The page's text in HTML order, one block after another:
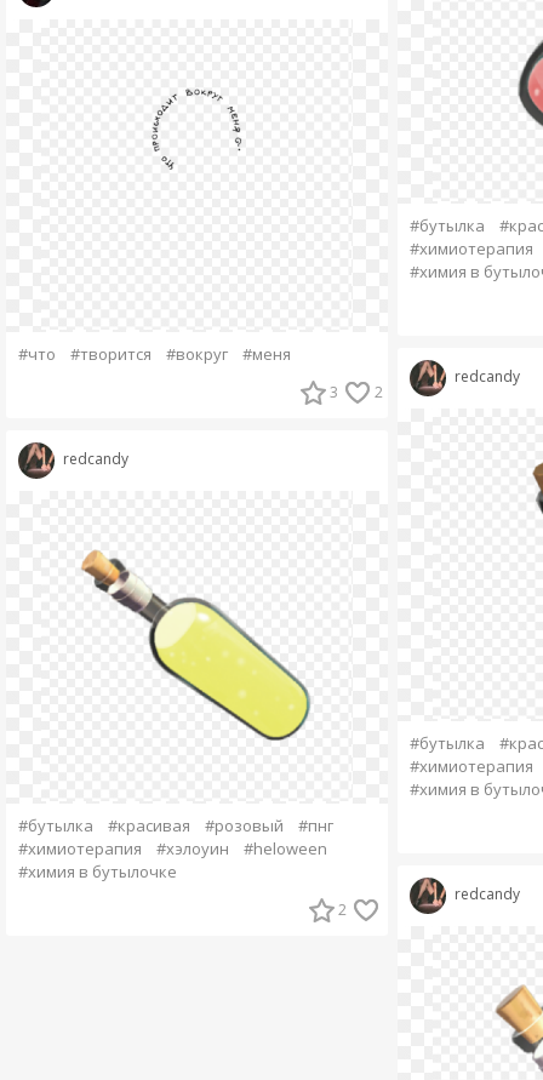
#что #творится #вокруг #меня
3 2
redcandy
#бутылка #красивая #розовый
#пнг
#химиотерапия
#хэлоуин
#heloween
#химия в бутылочке
2
#бутылка
#химиотерапия
#химия в
redcandy
#бутылка
#химиотерапия
#химия в
redcandy